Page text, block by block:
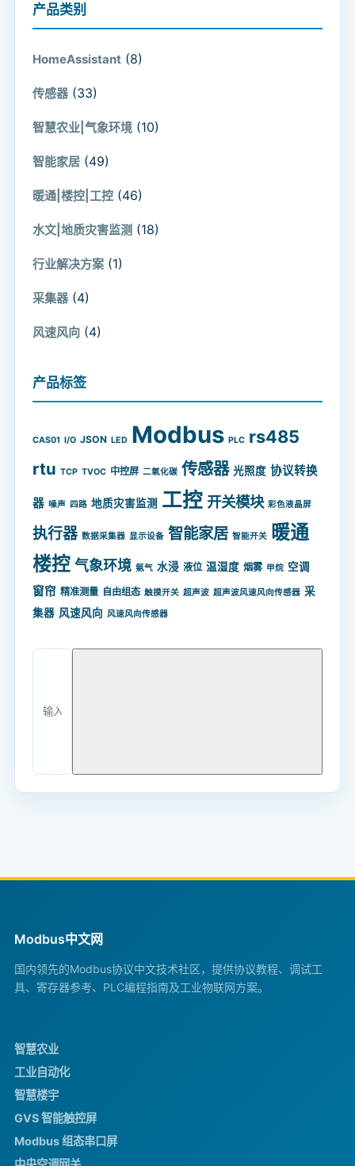
产品类别
HomeAssistant (8)
传感器 (33)
智慧农业|气象环境 (10)
智能家居 (49)
暖通|楼控|工控 (46)
水文|地质灾害监测 (18)
行业解决方案 (1)
采集器 (4)
风速风向 (4)
产品标签
CAS01 I/O JSON LED Modbus PLC rs485
rtu TCP TVOC 中控屏 二氧化碳 传感器 光照度 协议转换
器 噪声 四路 地质灾害监测 工控 开关模块 彩色液晶屏
执行器 数据采集器 显示设备 智能家居 智能开关 暖通
楼控 气象环境 氨气 水浸 液位 温湿度 烟雾 甲烷 空调
窗帘 精准测量 自由组态 触摸开关 超声波 超声波风速风向传感器 采
集器 风速风向 风速风向传感器
Modbus中文网
国内领先的Modbus协议中文技术社区，提供协议教程、调试工
具、寄存器参考、PLC编程指南及工业物联网方案。
智慧农业
工业自动化
智慧楼宇
GVS 智能触控屏
Modbus 组态串口屏